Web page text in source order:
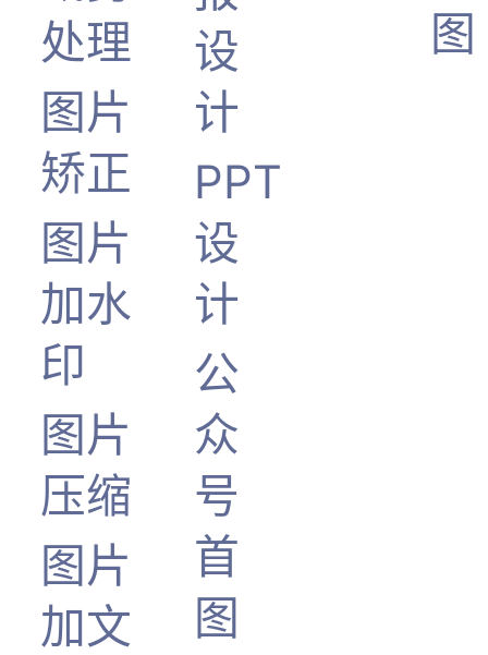
处理
图片
矫正
图片
加水
印
图片
压缩
图片
加文
设
计
PPT
设
计
公
众
号
首
图
图